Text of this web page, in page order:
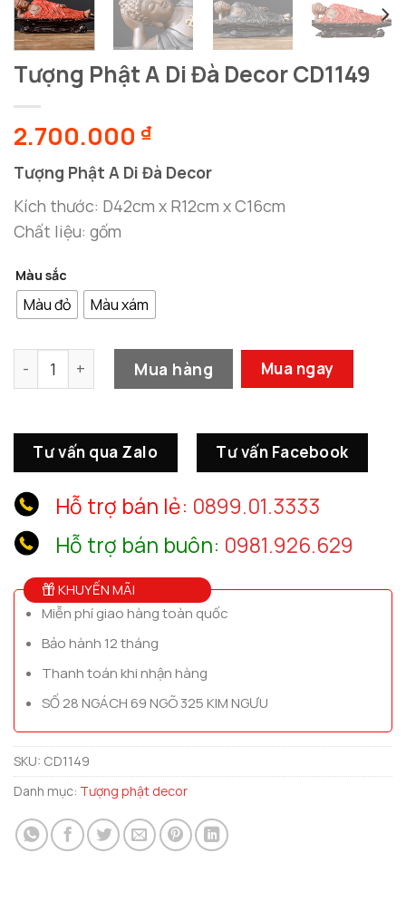
Tượng Phật A Di Đà Decor CD1149
2.700.000 ₫
Tượng Phật A Di Đà Decor
Kích thước: D42cm x R12cm x C16cm
Chất liệu: gốm
Màu sắc
Màu đỏ Màu xám
Tượng Phật A Di Đà Decor CD1149 số lượng
Mua hàng Mua ngay
Tư vấn qua Zalo Tư vấn Facebook
Hỗ trợ bán lẻ: 0899.01.3333
Hỗ trợ bán buôn: 0981.926.629
KHUYẾN MÃI
Miễn phí giao hàng toàn quốc
Bảo hành 12 tháng
Thanh toán khi nhận hàng
SỐ 28 NGÁCH 69 NGÕ 325 KIM NGƯU
SKU: CD1149
Danh mục: Tượng phật decor